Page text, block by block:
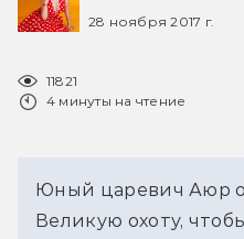
28 ноября 2017 г.
11821
4 минуты на чтение
Юный царевич Аюр
Великую охоту,